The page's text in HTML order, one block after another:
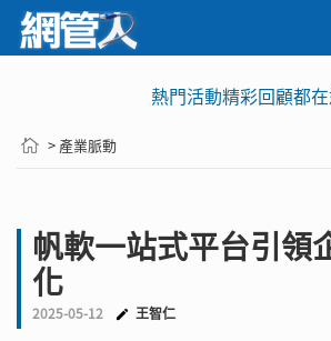
熱門活動精彩回顧都
> 產業脈動
帆軟一站式平台引領
化
2025-05-12 王智仁